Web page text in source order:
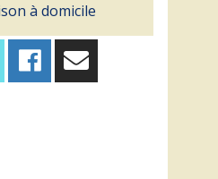
à domicile